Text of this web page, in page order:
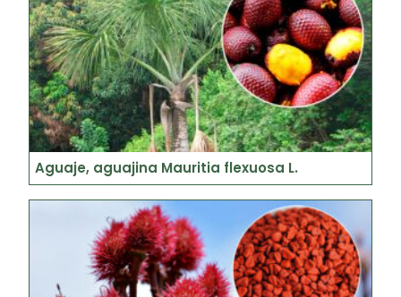
Aguaje, aguajina Mauritia flexuosa L.